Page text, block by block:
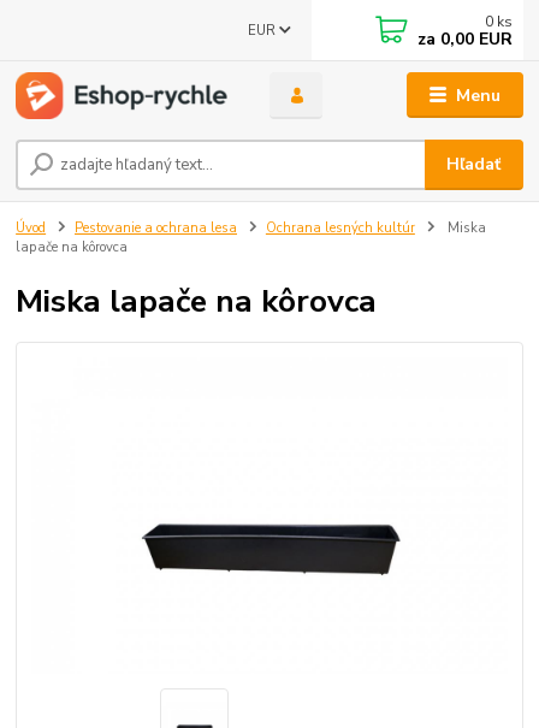
Menu
EUR
Hľadať
0 ks
za 0,00 EUR
Úvod Pestovanie a ochrana lesa Ochrana lesných kultúr
Miska
lapače na kôrovca
Miska lapače na kôrovca